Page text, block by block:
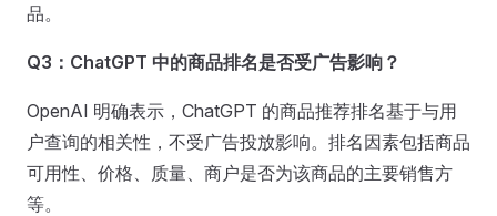
品。
Q3：ChatGPT 中的商品排名是否受广告影响？
OpenAI 明确表示，ChatGPT 的商品推荐排名基于与用
户查询的相关性，不受广告投放影响。排名因素包括商品
可用性、价格、质量、商户是否为该商品的主要销售方
等。